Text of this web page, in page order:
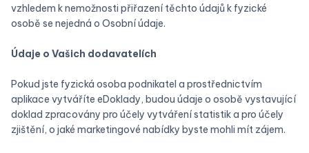
vzhledem k nemožnosti přiřazení těchto údajů k fyzické
osobě se nejedná o Osobní údaje.
‍Údaje o Vašich dodavatelích
Pokud jste fyzická osoba podnikatel a prostřednictvím
aplikace vytváříte eDoklady, budou údaje o osobě vystavující
doklad zpracovány pro účely vytváření statistik a pro účely
zjištění, o jaké marketingové nabídky byste mohli mít zájem.